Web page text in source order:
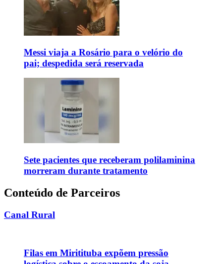
Messi viaja a Rosário para o velório do
pai; despedida será reservada
Sete pacientes que receberam polilaminina
morreram durante tratamento
Conteúdo de Parceiros
Canal Rural
Filas em Miritituba expõem pressão